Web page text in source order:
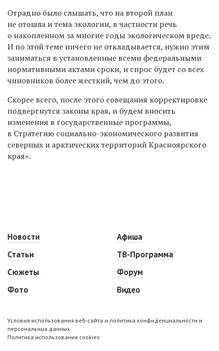
Отрадно было слышать, что на второй план
не отошла и тема экологии, в частности речь
о накопленном за многие годы экологическом вреде.
И по этой теме ничего не откладывается, нужно этим
заниматься в установленные всеми федеральными
нормативными актами сроки, и спрос будет со всех
чиновников более жесткий, чем до этого.
Скорее всего, после этого совещания корректировке
подвергнутся законы края, и будем вносить
изменения в государственные программы,
в Стратегию социально-экономического развития
северных и арктических территорий Красноярского
края».
Новости
Статьи
Сюжеты
Фото
Афиша
ТВ-Программа
Форум
Видео
Условия использования веб-сайта и политика конфиденциальности и
персональных данных
Политика использования cookies